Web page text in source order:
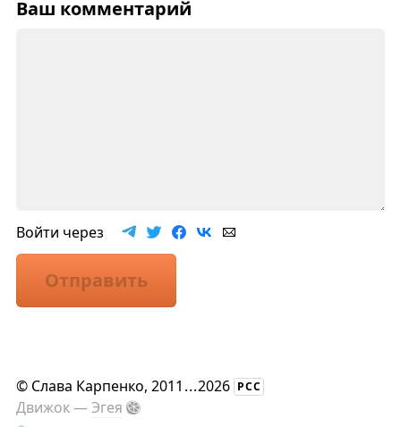
Ваш комментарий
Войти через
Отправить
© Слава Карпенко, 2011 ...2026 РСС
Движок —Эгея